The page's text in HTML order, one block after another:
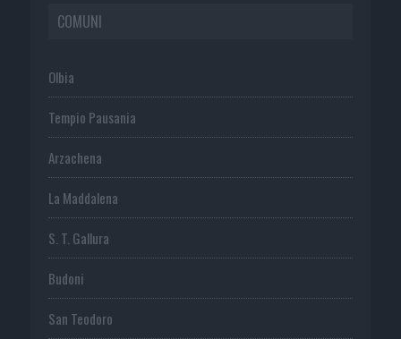
COMUNI
Olbia
Tempio Pausania
Arzachena
La Maddalena
S. T. Gallura
Budoni
San Teodoro